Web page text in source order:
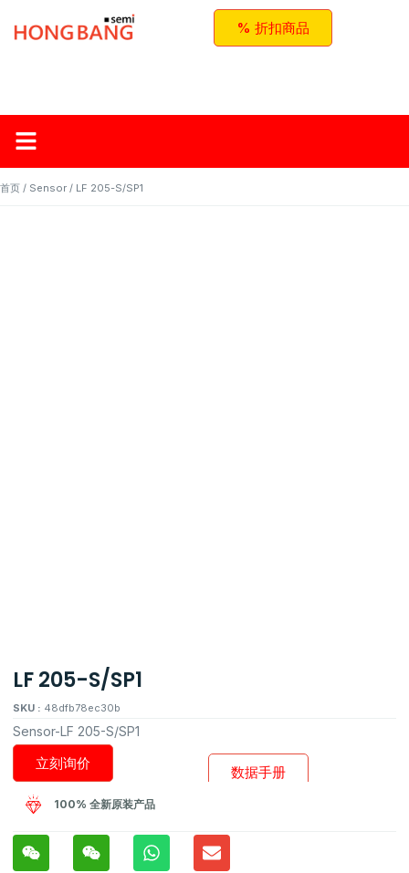
% 折扣商品
首页 / Sensor / LF 205-S/SP1
LF 205-S/SP1
SKU : 48dfb78ec30b
Sensor-LF 205-S/SP1
数据手册
立刻询价
100% 全新原装产品